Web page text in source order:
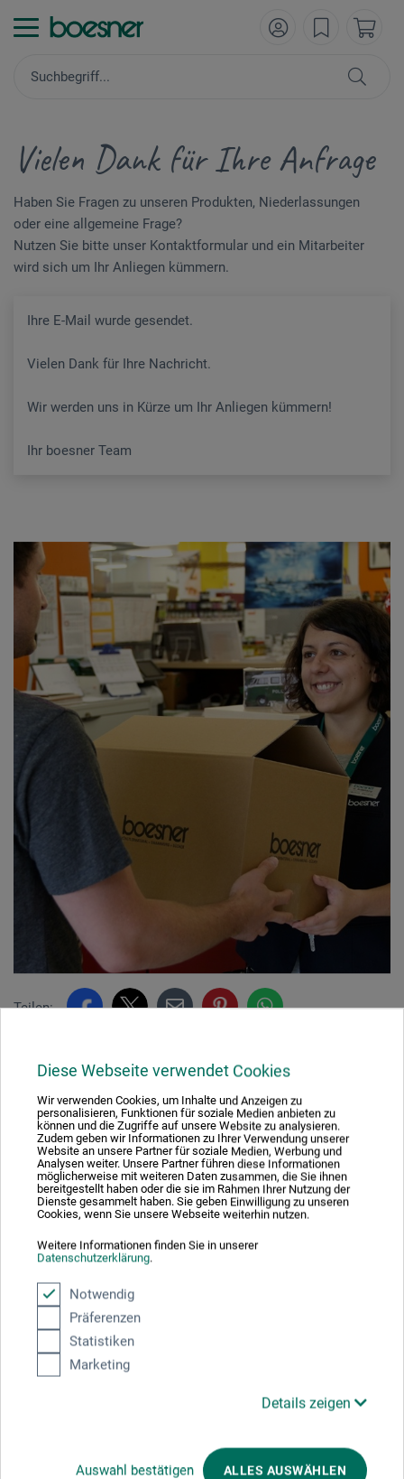
Diese Webseite verwendet Cookies
Wir verwenden Cookies, um Inhalte und Anzeigen zu
personalisieren, Funktionen für soziale Medien anbieten zu
können und die Zugriffe auf unsere Website zu analysieren.
Zudem geben wir Informationen zu Ihrer Verwendung unserer
Website an unsere Partner für soziale Medien, Werbung und
Analysen weiter. Unsere Partner führen diese Informationen
möglicherweise mit weiteren Daten zusammen, die Sie ihnen
bereitgestellt haben oder die sie im Rahmen Ihrer Nutzung der
Dienste gesammelt haben. Sie geben Einwilligung zu unseren
Cookies, wenn Sie unsere Webseite weiterhin nutzen.
Weitere Informationen finden Sie in unserer
Datenschutzerklärung.
Notwendig
Präferenzen
Statistiken
Marketing
Details zeigen
Auswahl bestätigen ALLES AUSWÄHLEN
Vielen Dank für Ihre Anfrage
Haben Sie Fragen zu unseren Produkten, Niederlassungen
oder eine allgemeine Frage?
Nutzen Sie bitte unser Kontaktformular und ein Mitarbeiter
wird sich um Ihr Anliegen kümmern.
Ihre E-Mail wurde gesendet.
Vielen Dank für Ihre Nachricht.
Wir werden uns in Kürze um Ihr Anliegen kümmern!
Ihr boesner Team
Teilen:
Ausgezeichnet sicher
Nachhaltig einkaufen
Mit diesem Logo möchten wir zeigen, dass wir Kunde bei Der Grüne Punkt –
Duales System Deutschland GmbH sind und unsere Verkaufsverpackungen
für Deutschland am dualen System Der Grüne Punkt beteiligen.